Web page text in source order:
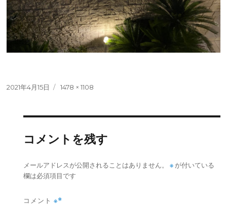
投
2021年4月15日
フ
イ
1478 × 1108
コメントを残す
メールアドレスが公開されることはありません。 ※が付いている
欄は必須項目です
コメント ※